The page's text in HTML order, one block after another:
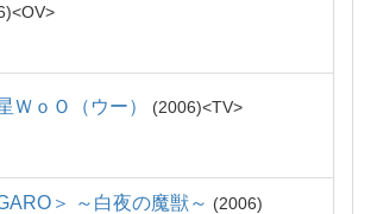
OV
ＷｏＯ（ウー） 2006 TV
＞ ～白夜の魔獣～
2006